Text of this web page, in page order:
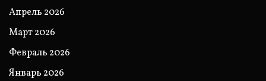
Апрель 2026
Март 2026
Февраль 2026
Январь 2026